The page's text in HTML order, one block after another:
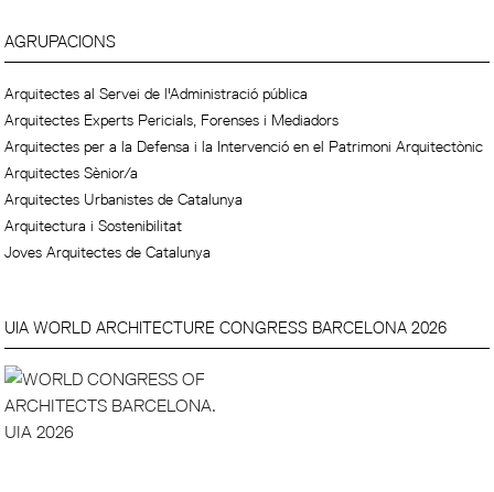
AGRUPACIONS
Arquitectes al Servei de l'Administració pública
Arquitectes Experts Pericials, Forenses i Mediadors
Arquitectes per a la Defensa i la Intervenció en el Patrimoni Arquitectònic
Arquitectes Sènior/a
Arquitectes Urbanistes de Catalunya
Arquitectura i Sostenibilitat
Joves Arquitectes de Catalunya
UIA WORLD ARCHITECTURE CONGRESS BARCELONA 2026